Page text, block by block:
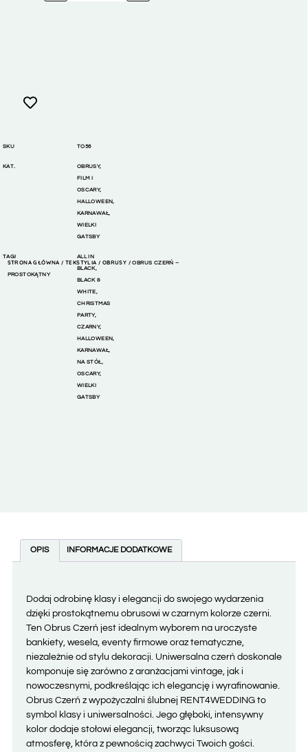
SKU TO56
KAT. OBRUSY,
FILM I
OSCARY,
HALLOWEEN
KARNAWAŁ
WIELKI
GATSBY
TAGI
ALL IN
BLACK,
BLACK &
WHITE
CHRISTMAS
PARTY,
CZARNY,
HALLOWEEN
KARNAWAŁ
NA STÓŁ
OSCARY,
WIELKI
GATSBY
STRONA GŁÓWNA /TEKSTYLIA / OBRUSY / OBRUS CZERŃ –
PROSTOKĄTNY
OPIS INFORMACJE DODATKOWE
Dodaj odrobinę klasy i elegancji do swojego wydarzenia
dzięki prostokątnemu obrusowi w czarnym kolorze czerni.
Ten Obrus Czerń jest idealnym wyborem na uroczyste
bankiety, wesela, eventy firmowe oraz tematyczne,
niezależnie od stylu dekoracji. Uniwersalna czerń doskonale
komponuje się zarówno z aranżacjami vintage, jak i
nowoczesnymi, podkreślając ich elegancję i wyrafinowanie.
Obrus Czerń z wypożyczalni ślubnej RENT4WEDDING to
symbol klasy i uniwersalności. Jego głęboki, intensywny
kolor dodaje stołowi elegancji, tworząc luksusową
atmosferę, która z pewnością zachwyci Twoich gości.